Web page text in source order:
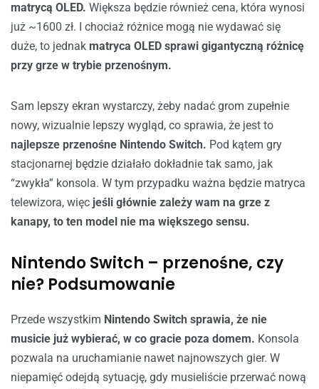
matrycą OLED. Większa będzie również cena, która wynosi
już ~1600 zł. I chociaż różnice mogą nie wydawać się
duże, to jednak matryca OLED sprawi gigantyczną różnicę
przy grze w trybie przenośnym.
Sam lepszy ekran wystarczy, żeby nadać grom zupełnie
nowy, wizualnie lepszy wygląd, co sprawia, że jest to
najlepsze przenośne Nintendo Switch. Pod kątem gry
stacjonarnej będzie działało dokładnie tak samo, jak
“zwykła” konsola. W tym przypadku ważna będzie matryca
telewizora, więc jeśli głównie zależy wam na grze z
kanapy, to ten model nie ma większego sensu.
Nintendo Switch – przenośne, czy
nie? Podsumowanie
Przede wszystkim Nintendo Switch sprawia, że nie
musicie już wybierać, w co gracie poza domem. Konsola
pozwala na uruchamianie nawet najnowszych gier. W
niepamięć odejdą sytuację, gdy musieliście przerwać nową